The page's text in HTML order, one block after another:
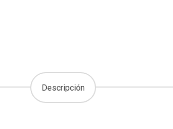
Descripción